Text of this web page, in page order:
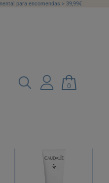
para encomendas > 39,99€
0